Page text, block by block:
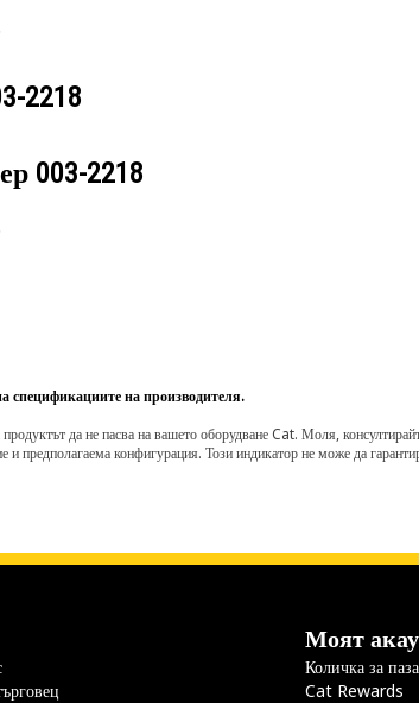
2218
003-2218
спецификациите на производителя.
да не пасва на вашето оборудване Cat. Моля,
предполагаема конфигурация. Този индикатор не може да
Моят
Количка за
Cat Rewards